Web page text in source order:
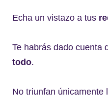
Echa un vistazo a tus
Te habrás dado cuenta
todo.
No triunfan únicamente